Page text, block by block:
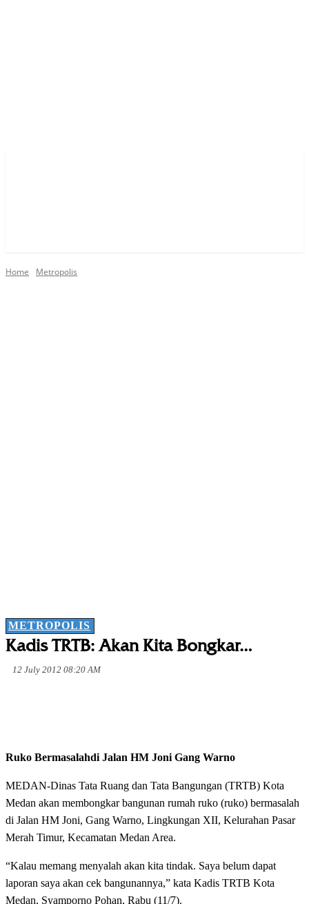
Home Metropolis
METROPOLIS
Kadis TRTB: Akan Kita Bongkar…
12 July 2012 08:20 AM
Ruko Bermasalahdi Jalan HM Joni Gang Warno
MEDAN-Dinas Tata Ruang dan Tata Bangungan (TRTB) Kota
Medan akan membongkar bangunan rumah ruko (ruko) bermasalah
di Jalan HM Joni, Gang Warno, Lingkungan XII, Kelurahan Pasar
Merah Timur, Kecamatan Medan Area.
“Kalau memang menyalah akan kita tindak. Saya belum dapat
laporan saya akan cek bangunannya,” kata Kadis TRTB Kota
Medan, Syamporno Pohan, Rabu (11/7).